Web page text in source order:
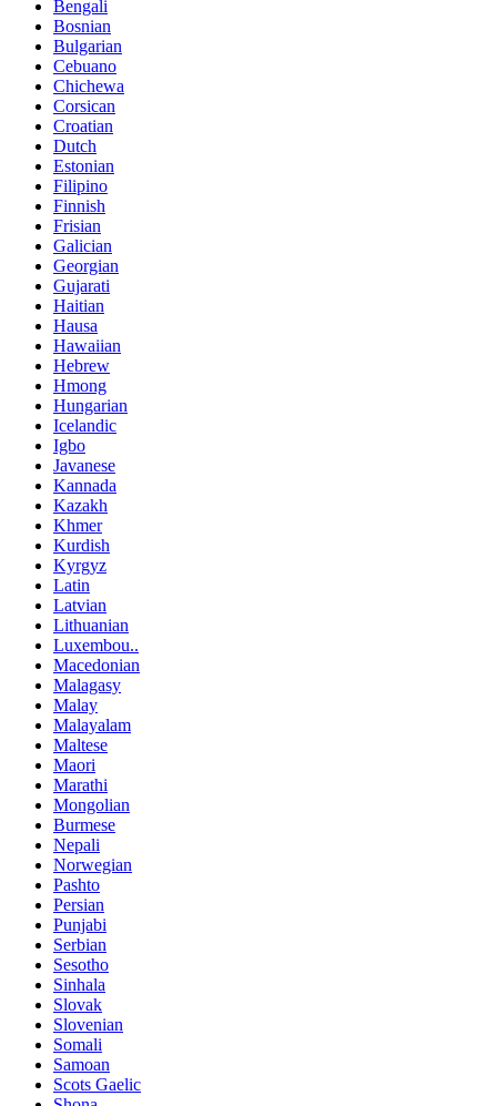
Bengali
Bosnian
Bulgarian
Cebuano
Chichewa
Corsican
Croatian
Dutch
Estonian
Filipino
Finnish
Frisian
Galician
Georgian
Gujarati
Haitian
Hausa
Hawaiian
Hebrew
Hmong
Hungarian
Icelandic
Igbo
Javanese
Kannada
Kazakh
Khmer
Kurdish
Kyrgyz
Latin
Latvian
Lithuanian
Luxembou..
Macedonian
Malagasy
Malay
Malayalam
Maltese
Maori
Marathi
Mongolian
Burmese
Nepali
Norwegian
Pashto
Persian
Punjabi
Serbian
Sesotho
Sinhala
Slovak
Slovenian
Somali
Samoan
Scots Gaelic